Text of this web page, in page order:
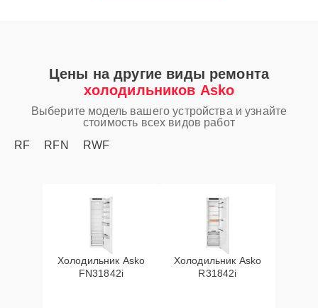
Цены на другие виды ремонта
холодильников Asko
Выберите модель вашего устройства и узнайте
стоимость всех видов работ
RF
RFN RWF
Холодильник Asko
FN31842i
Холодильник Asko
R31842i